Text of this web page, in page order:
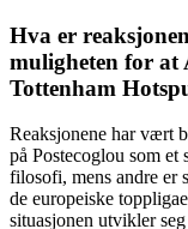
Hva er
muligheten for at
Tottenham
Reaksjonene har vært
på Postecoglou som et
filosofi, mens andre er
de europeiske
situasjonen utvikler